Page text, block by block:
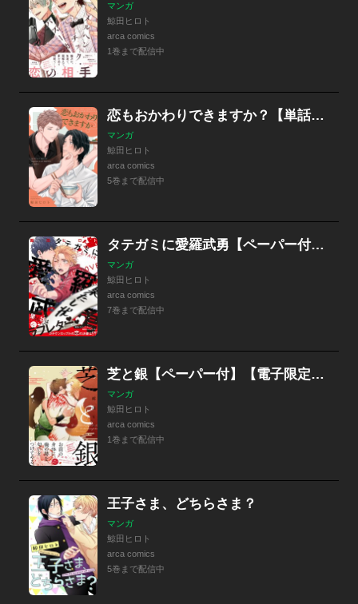
マンガ
鯨田ヒロト
arca comics
1巻まで配信中
恋もおかわりできますか？【単話売】
マンガ
鯨田ヒロト
arca comics
5巻まで配信中
タテガミに愛羅武勇【ペーパー付】【電子限定ペーパー付】
マンガ
鯨田ヒロト
arca comics
7巻まで配信中
芝と銀【ペーパー付】【電子限定ペーパー付】
マンガ
鯨田ヒロト
arca comics
1巻まで配信中
王子さま、どちらさま？
マンガ
鯨田ヒロト
arca comics
5巻まで配信中